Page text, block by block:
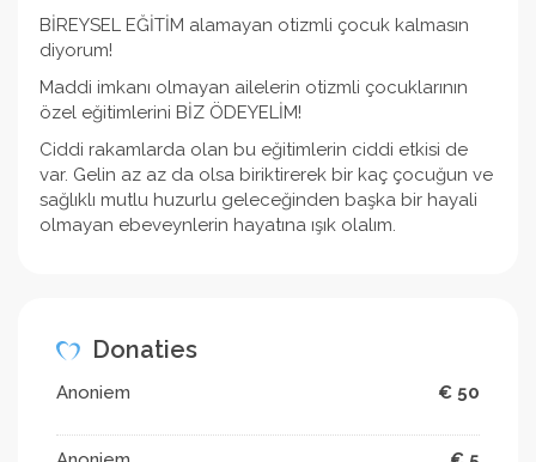
BİREYSEL EĞİTİM alamayan otizmli çocuk kalmasın
diyorum!
Maddi imkanı olmayan ailelerin otizmli çocuklarının
özel eğitimlerini BİZ ÖDEYELİM!
Ciddi rakamlarda olan bu eğitimlerin ciddi etkisi de
var. Gelin az az da olsa biriktirerek bir kaç çocuğun ve
sağlıklı mutlu huzurlu geleceğinden başka bir hayali
olmayan ebeveynlerin hayatına ışık olalım.
Donaties
Anoniem € 50